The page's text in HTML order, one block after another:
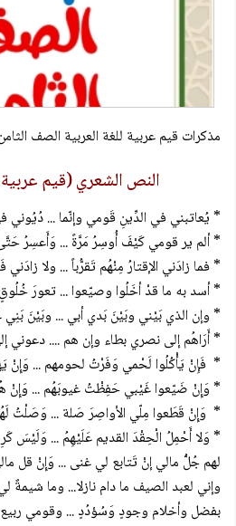
مذكرات قيم عربية للغة العربية الصف
النص الشعري (قيم عربية
* يُعاتبني في الدِّينِ قَومي وإنّما ... دُيُوني
* ألم ير قومي كَيْفَ أُوسِرُ مَرَّةً ... وَأَعسِرُ حَتَّى
* فما زادَني الإقتارُ مِنْهُم تَقرُّباً ... ولا
* أسد به ما قدْ أخَلُوا وصيّعوا ... تعورَ خُلُوقٍ
* وإن الذي بَيْني وبَيْنَ بَدي أبي ... وبَيْنَ
* أَرَاهُم إلى نصري بطاء وإن هم .... دعوني
* فَإِنْ يَأْكُلُوا لَحْمي وَفَرْتُ لحومهم ... وَإِنْ
* وَإِنْ ضَيّعوا غَيْبي حَفِظْتُ غيوبَهُم ... وَإِنْ
* وَإِنْ قَطَعوا مِلّي الأواصِرَ صَلة ... وَصَلْتُ
* وَلا أَحْمِلُ الْحِقْدَ القديم عَلَيْهِمُ ... وَلَيْسَ
لهم جُلُّ مالي إنْ تَتابع لي غنى ... وَإِنْ قل
وإني لعبد الصيف ما دام نازلا... وما شيمةٌ
بفضل وأخلام وجودٍ وَسُؤدُدٍ ... وقومي ربيع